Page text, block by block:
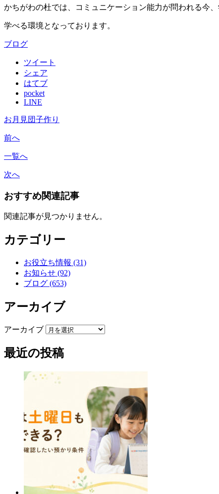
かちがわの杜では、コミュニケーション能力が問われる今
学べる環境となっております。
ブログ
ツイート
シェア
はてブ
pocket
LINE
お月見団子作り
前へ
一覧へ
次へ
おすすめ関連記事
関連記事が見つかりません。
カテゴリー
お役立ち情報 (31)
お知らせ (92)
ブログ (653)
アーカイブ
アーカイブ
最近の投稿